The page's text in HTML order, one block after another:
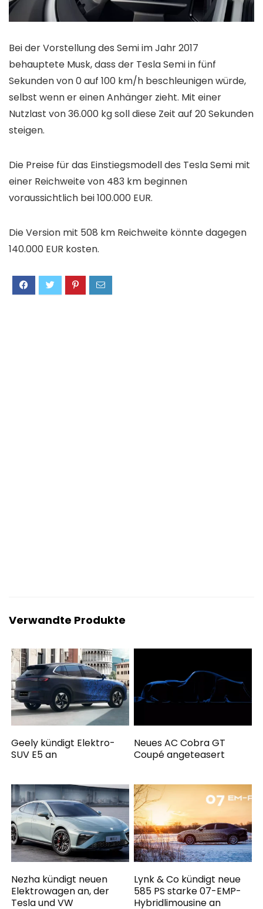
Bei der Vorstellung des Semi im Jahr 2017
behauptete Musk, dass der Tesla Semi in fünf
Sekunden von 0 auf 100 km/h beschleunigen würde,
selbst wenn er einen Anhänger zieht. Mit einer
Nutzlast von 36.000 kg soll diese Zeit auf 20 Sekunden
steigen.
Die Preise für das Einstiegsmodell des Tesla Semi mit
einer Reichweite von 483 km beginnen
voraussichtlich bei 100.000 EUR.
Die Version mit 508 km Reichweite könnte dagegen
140.000 EUR kosten.
Verwandte Produkte
Geely kündigt Elektro-
SUV E5 an
Neues AC Cobra GT
Coupé angeteasert
Nezha kündigt neuen
Elektrowagen an, der
Tesla und VW
Lynk & Co kündigt neue
585 PS starke 07-EMP-
Hybridlimousine an